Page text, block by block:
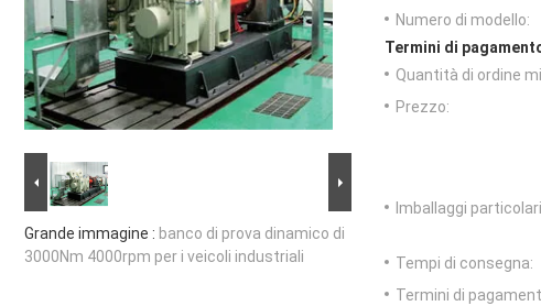
Grande immagine : banco di prova dinamico di
3000Nm 4000rpm per i veicoli industriali
Numero di modello:
Termini di
Quantità di ordine
Prezzo:
Imballaggi
Tempi di consegna:
Termini di